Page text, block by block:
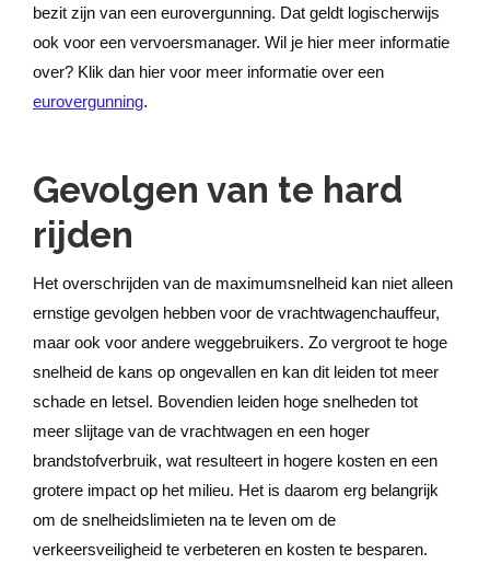
bezit zijn van een eurovergunning. Dat geldt logischerwijs
ook voor een vervoersmanager. Wil je hier meer informatie
over? Klik dan hier voor meer informatie over een
eurovergunning.
Gevolgen van te hard
rijden
Het overschrijden van de maximumsnelheid kan niet alleen
ernstige gevolgen hebben voor de vrachtwagenchauffeur,
maar ook voor andere weggebruikers. Zo vergroot te hoge
snelheid de kans op ongevallen en kan dit leiden tot meer
schade en letsel. Bovendien leiden hoge snelheden tot
meer slijtage van de vrachtwagen en een hoger
brandstofverbruik, wat resulteert in hogere kosten en een
grotere impact op het milieu. Het is daarom erg belangrijk
om de snelheidslimieten na te leven om de
verkeersveiligheid te verbeteren en kosten te besparen.